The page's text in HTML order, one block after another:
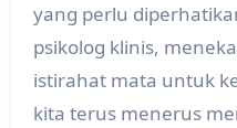
yang perlu
psikolog klinis,
istirahat mata untuk
kita terus menerus